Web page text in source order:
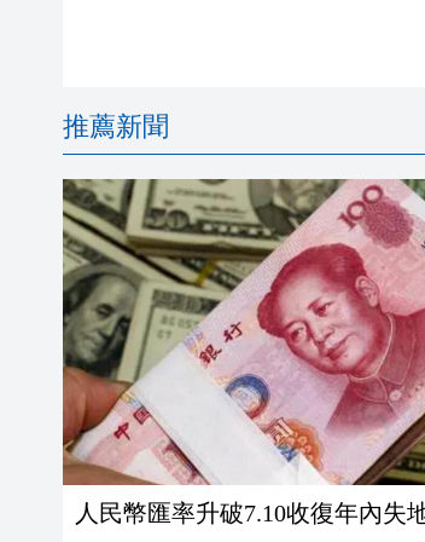
推薦新聞
人民幣匯率升破7.10收復年內失